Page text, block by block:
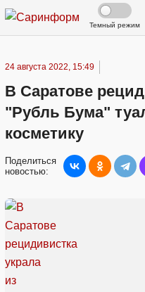
Темный режим
24 августа 2022, 15:49
В Саратове
"Рубль Бума"
косметику
Поделиться
новостью: